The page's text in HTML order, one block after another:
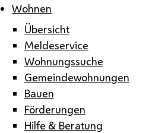
Wohnen
Übersicht
Meldeservice
Wohnungssuche
Gemeindewohnungen
Bauen
Förderungen
Hilfe & Beratung